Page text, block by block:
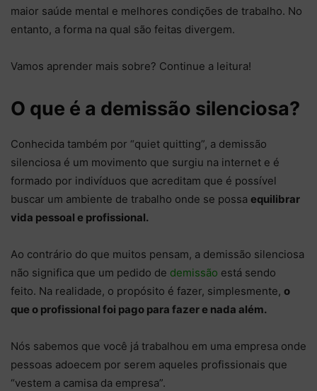
maior saúde mental e melhores condições de trabalho. No
entanto, a forma na qual são feitas divergem.
Vamos aprender mais sobre? Continue a leitura!
O que é a demissão silenciosa?
Conhecida também por “quiet quitting”, a demissão
silenciosa é um movimento que surgiu na internet e é
formado por indivíduos que acreditam que é possível
buscar um ambiente de trabalho onde se possa equilibrar
vida pessoal e profissional.
Ao contrário do que muitos pensam, a demissão silenciosa
não significa que um pedido de demissão está sendo
feito. Na realidade, o propósito é fazer, simplesmente, o
que o profissional foi pago para fazer e nada além.
Nós sabemos que você já trabalhou em uma empresa onde
pessoas adoecem por serem aqueles profissionais que
“vestem a camisa da empresa”.